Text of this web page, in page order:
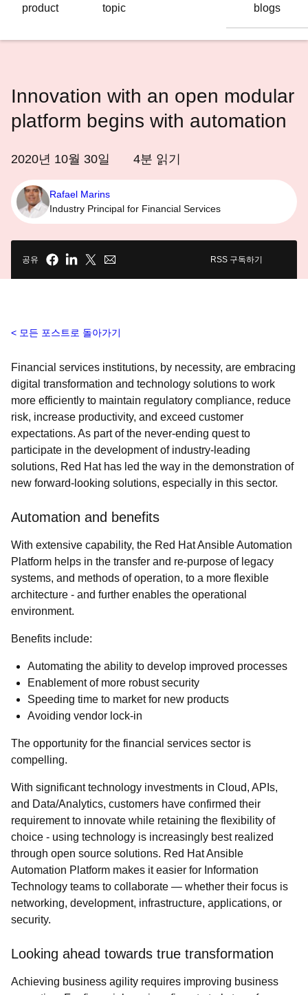
변
product
topic
blogs
Innovation with an open modular
platform begins with automation
2020년 10월 30일 4분 읽기
Rafael Marins
Industry Principal for Financial Services
공유 RSS 구독하기
모든 포스트로 돌아가기
Financial services institutions, by necessity, are embracing
digital transformation and technology solutions to work
more efficiently to maintain regulatory compliance, reduce
risk, increase productivity, and exceed customer
expectations. As part of the never-ending quest to
participate in the development of industry-leading
solutions, Red Hat has led the way in the demonstration of
new forward-looking solutions, especially in this sector.
Automation and benefits
With extensive capability, the Red Hat Ansible Automation
Platform helps in the transfer and re-purpose of legacy
systems, and methods of operation, to a more flexible
architecture - and further enables the operational
environment.
Benefits include:
Automating the ability to develop improved processes
Enablement of more robust security
Speeding time to market for new products
Avoiding vendor lock-in
The opportunity for the financial services sector is
compelling.
With significant technology investments in Cloud, APIs,
and Data/Analytics, customers have confirmed their
requirement to innovate while retaining the flexibility of
choice - using technology is increasingly best realized
through open source solutions. Red Hat Ansible
Automation Platform makes it easier for Information
Technology teams to collaborate — whether their focus is
networking, development, infrastructure, applications, or
security.
Looking ahead towards true transformation
Achieving business agility requires improving business